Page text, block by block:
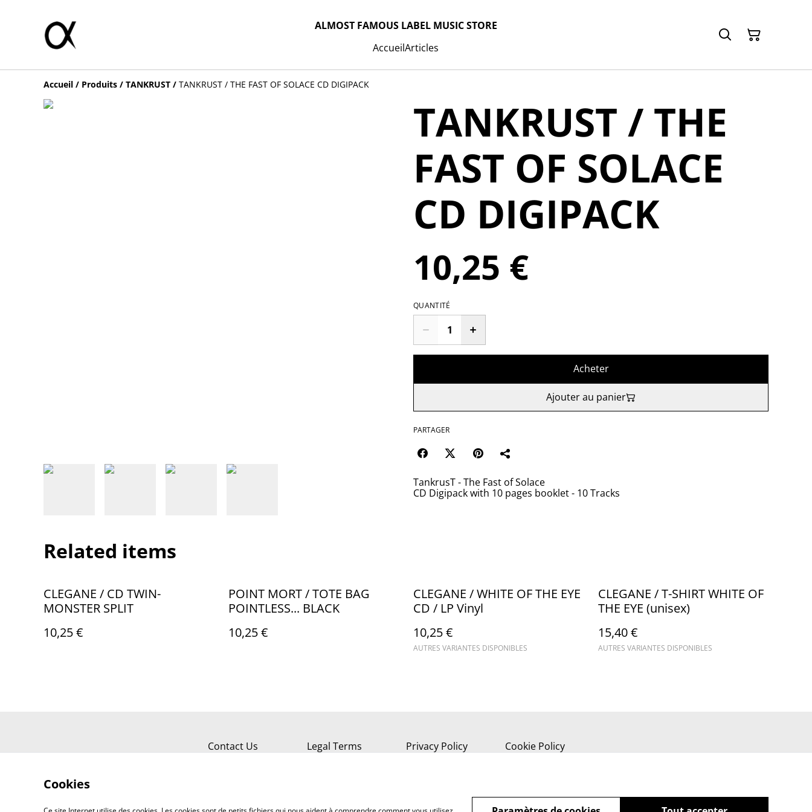
ALMOST FAMOUS LABEL MUSIC STORE
AccueilArticles
Accueil / Produits / TANKRUST / TANKRUST / THE FAST OF SOLACE CD DIGIPACK
TANKRUST / THE
FAST OF SOLACE
CD DIGIPACK
10,25 €
QUANTITÉ
Acheter
Ajouter au panier
PARTAGER
TankrusT - The Fast of Solace
CD Digipack with 10 pages booklet - 10 Tracks
Related items
CLEGANE / CD TWIN-
MONSTER SPLIT
10,25 €
POINT MORT / TOTE BAG
POINTLESS... BLACK
10,25 €
CLEGANE / WHITE OF THE EYE
CD / LP Vinyl
10,25 €
AUTRES VARIANTES DISPONIBLES
CLEGANE / T-SHIRT WHITE OF
THE EYE (unisex)
15,40 €
AUTRES VARIANTES DISPONIBLES
Contact Us Legal Terms Privacy Policy Cookie Policy
Cookies